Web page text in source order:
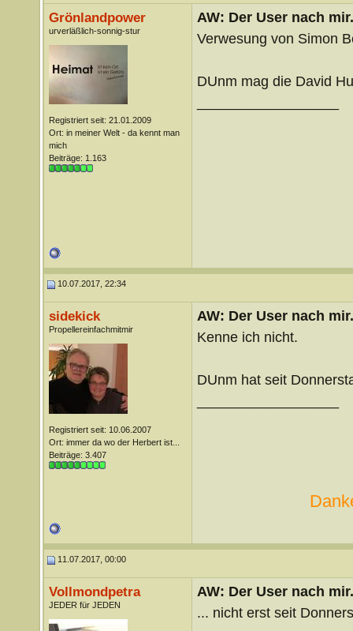
Grönlandpower
urverläßlich-sonnig-stur
Registriert seit: 21.01.2009
Ort: in meiner Welt - da kennt man
mich
Beiträge: 1.163
AW: Der User nach
Verwesung von Simon
DUnm mag die David
10.07.2017, 22:34
sidekick
Propellereinfachmitmir
Registriert seit: 10.06.2007
Ort: immer da wo der Herbert ist...
Beiträge: 3.407
AW: Der User nach
Kenne ich nicht.
DUnm hat seit
11.07.2017, 00:00
Vollmondpetra
JEDER für JEDEN
AW: Der User nach
... nicht erst seit